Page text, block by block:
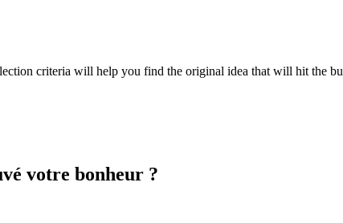
criteria will help you find the original idea that will hit the
votre bonheur ?